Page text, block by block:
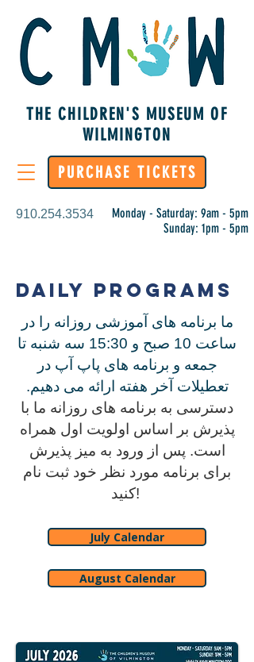
THE CHILDREN'S MUSEUM OF
WILMINGTON
910.254.3534
Monday - Saturday: 9am - 5pm
Sunday: 1pm - 5pm
PURCHASE TICKETS
Daily Programs
ما برنامه های آموزشی روزانه را در
ساعت 10 صبح و 15:30 سه شنبه تا
جمعه و برنامه های پاپ آپ در
تعطیلات آخر هفته ارائه می دهیم.
دسترسی به برنامه های روزانه ما با
پذیرش بر اساس اولویت اول همراه
است. پس از ورود به میز پذیرش
برای برنامه مورد نظر خود ثبت نام
کنید!
July Calendar
August Calendar